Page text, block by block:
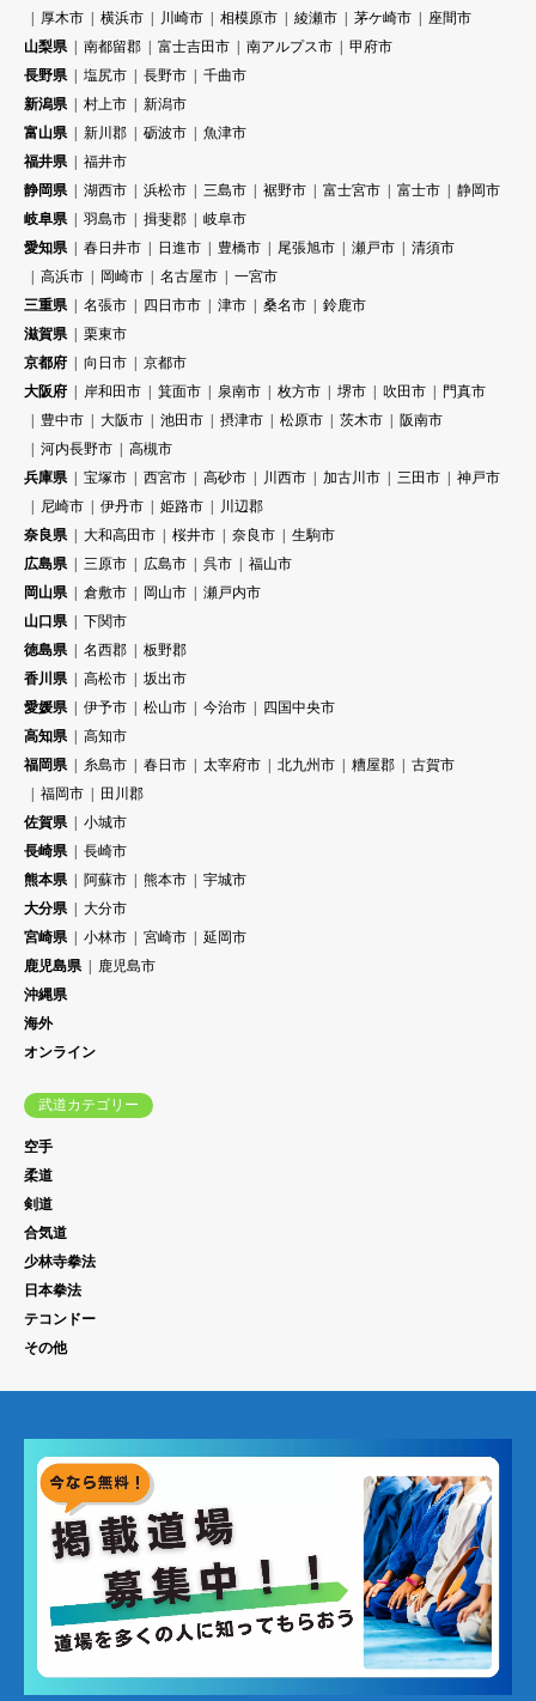
厚木市
横浜市 川崎市 相模原市 綾瀬市 茅ケ崎市
座間市
山梨県
南都留郡 富士吉田市 南アルプス市
甲府市
長野県
塩尻市 長野市
千曲市
新潟県
村上市
新潟市
富山県
新川郡 砺波市
魚津市
福井県
福井市
静岡県
湖西市 浜松市 三島市 裾野市 富士宮市 富士市
静岡市
岐阜県
羽島市 揖斐郡
岐阜市
愛知県
春日井市 日進市 豊橋市 尾張旭市 瀬戸市
清須市
高浜市
岡崎市 名古屋市
一宮市
三重県
名張市 四日市市 津市 桑名市
鈴鹿市
滋賀県
栗東市
京都府
向日市
京都市
大阪府
岸和田市 箕面市 泉南市 枚方市 堺市 吹田市
門真市
豊中市
大阪市 池田市 摂津市 松原市 茨木市
阪南市
河内長野市
高槻市
兵庫県
宝塚市 西宮市 高砂市 川西市 加古川市 三田市
神戸市
尼崎市
伊丹市 姫路市
川辺郡
奈良県
大和高田市 桜井市 奈良市
生駒市
広島県
三原市 広島市 呉市
福山市
岡山県
倉敷市 岡山市
瀬戸内市
山口県
下関市
徳島県
名西郡
板野郡
香川県
高松市
坂出市
愛媛県
伊予市 松山市 今治市
四国中央市
高知県
高知市
福岡県
糸島市 春日市 太宰府市 北九州市 糟屋郡
古賀市
福岡市
田川郡
佐賀県
小城市
長崎県
長崎市
熊本県
阿蘇市 熊本市
宇城市
大分県
大分市
宮崎県
小林市 宮崎市
延岡市
鹿児島県
鹿児島市
沖縄県
海外
オンライン
武道カテゴリー
空手
柔道
剣道
合気道
少林寺拳法
日本拳法
テコンドー
その他